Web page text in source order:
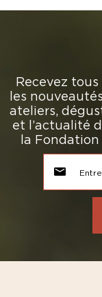
Recevez
les
ateliers,
et l’actualité
la